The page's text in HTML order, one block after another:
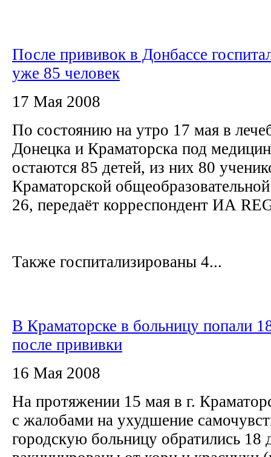
После прививок в Донбассе
уже 85 человек
17 Мая 2008
По состоянию на утро 17 мая в
Донецка и Краматорска под
остаются 85 детей, из них 80
Краматорской
26, передаёт корреспондент ИА
Также госпитализированы 4...
В Краматорске в больницу попали
после прививки
16 Мая 2008
На протяжении 15 мая в г.
с жалобами на ухудшение
городскую больницу обратились 18